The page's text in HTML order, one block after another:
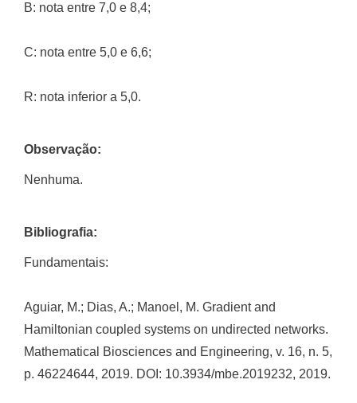
B: nota entre 7,0 e 8,4;
C: nota entre 5,0 e 6,6;
R: nota inferior a 5,0.
Observação:
Nenhuma.
Bibliografia:
Fundamentais:
Aguiar, M.; Dias, A.; Manoel, M. Gradient and
Hamiltonian coupled systems on undirected networks.
Mathematical Biosciences and Engineering, v. 16, n. 5,
p. 46224644, 2019. DOI: 10.3934/mbe.2019232, 2019.